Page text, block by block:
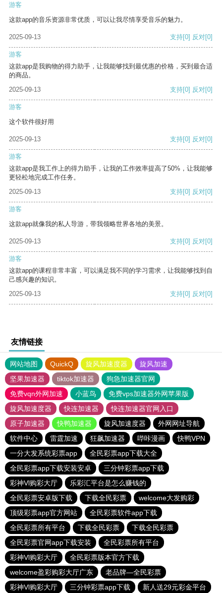
游客
这款app的音乐资源非常优质，可以让我尽情享受音乐的魅力。
2025-09-13 支持[0] 反对[0]
游客
这款app是我购物的得力助手，让我能够找到最优惠的价格，买到最合适
的商品。
2025-09-13
支持[0] 反对[0]
游客
这个软件很好用
2025-09-13 支持[0] 反对[0]
游客
这款app是我工作上的得力助手，让我的工作效率提高了50%，让我能够
更轻松地完成工作任务。
2025-09-13
支持[0] 反对[0]
游客
这款app就像我的私人导游，带我领略世界各地的美景。
2025-09-13 支持[0] 反对[0]
游客
这款app的课程非常丰富，可以满足我不同的学习需求，让我能够找到自
己感兴趣的知识。
2025-09-13
支持[0] 反对[0]
友情链接
网站地图 QuickQ 旋风加速度器
旋风加速
坚果加速器
tiktok加速器
狗急加速器官网
免费vqn外网加速
小蓝鸟
免费vps加速器外网苹果版
旋风加速度器
快连加速器
快连加速器官网入口
原子加速器
快鸭加速器 旋风加速度器
外网网址导航
软件中心
雷霆加速 狂飙加速器 哔咔漫画
快鸭VPN
一分大发系统彩票app
全民彩票app下载大全
全民彩票app下载安装安卓
三分钟彩票app下载
彩神Vl购彩大厅
乐彩汇平台是怎么赚钱的
全民彩票安卓版下载
下载全民彩票
welcome大发购彩
顶级彩票app官方网站
全民彩票软件app下载
全民彩票所有平台
下载全民彩票
下载全民彩票
全民彩票官网app下载安装
全民彩票所有平台
彩神Vl购彩大厅
全民彩票版本官方下载
welcome盈彩购彩大厅广东
老品牌—全民彩票
彩神Vl购彩大厅
三分钟彩票app下载 新人送29元彩金平台